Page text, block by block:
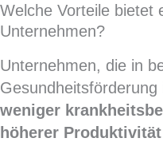
Welche Vorteile bietet
Unternehmen?
Unternehmen, die in
weniger
höherer Produktivität